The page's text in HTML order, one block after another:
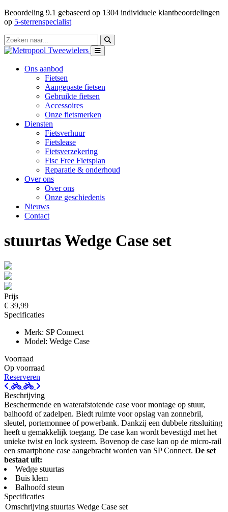
Beoordeling 9.1 gebaseerd op 1304 individuele klantbeoordelingen
op 5-sterrenspecialist
Ons aanbod
Fietsen
Aangepaste fietsen
Gebruikte fietsen
Accessoires
Onze fietsmerken
Diensten
Fietsverhuur
Fietslease
Fietsverzekering
Fisc Free Fietsplan
Reparatie & onderhoud
Over ons
Over ons
Onze geschiedenis
Nieuws
Contact
stuurtas Wedge Case set
Prijs
€ 39,99
Specificaties
Merk: SP Connect
Model: Wedge Case
Voorraad
Op voorraad
Reserveren
Beschrijving
Beschermende en waterafstotende case voor montage op stuur,
balhoofd of zadelpen. Biedt ruimte voor opslag van zonnebril,
sleutel, portemonnee of powerbank. Dankzij een dubbele ritssluiting
heeft u gemakkelijk toegang. De case kan wordt bevestigd met het
unieke twist en lock systeem. Bovenop de case kan op de micro-rail
een smartphone case aangebracht worden van SP Connect. De set
bestaat uit:
Wedge stuurtas
Buis klem
Balhoofd steun
Specificaties
Omschrijvingstuurtas Wedge Case set